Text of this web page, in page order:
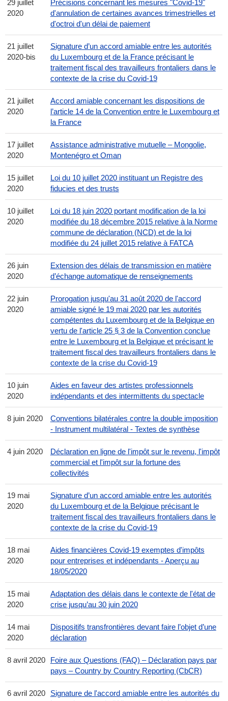
29 juillet
2020
Précisions concernant les mesures "Covid-19"
d'annulation de certaines avances trimestrielles et
d'octroi d'un délai de paiement
21 juillet
2020-bis
Signature d’un accord amiable entre les autorités
du Luxembourg et de la France précisant le
traitement fiscal des travailleurs frontaliers dans le
contexte de la crise du Covid-19
21 juillet
2020
Accord amiable concernant les dispositions de
l’article 14 de la Convention entre le Luxembourg et
la France
17 juillet
2020
Assistance administrative mutuelle – Mongolie,
Montenégro et Oman
15 juillet
2020
Loi du 10 juillet 2020 instituant un Registre des
fiducies et des trusts
10 juillet
2020
Loi du 18 juin 2020 portant modification de la loi
modifiée du 18 décembre 2015 relative à la Norme
commune de déclaration (NCD) et de la loi
modifiée du 24 juillet 2015 relative à FATCA
26 juin
2020
Extension des délais de transmission en matière
d’échange automatique de renseignements
22 juin
2020
Prorogation jusqu'au 31 août 2020 de l'accord
amiable signé le 19 mai 2020 par les autorités
compétentes du Luxembourg et de la Belgique en
vertu de l'article 25 § 3 de la Convention conclue
entre le Luxembourg et la Belgique et précisant le
traitement fiscal des travailleurs frontaliers dans le
contexte de la crise du Covid-19
10 juin
2020
Aides en faveur des artistes professionnels
indépendants et des intermittents du spectacle
8 juin 2020
Conventions bilatérales contre la double imposition
- Instrument multilatéral - Textes de synthèse
4 juin 2020
Déclaration en ligne de l'impôt sur le revenu, l'impôt
commercial et l'impôt sur la fortune des
collectivités
19 mai
2020
Signature d’un accord amiable entre les autorités
du Luxembourg et de la Belgique précisant le
traitement fiscal des travailleurs frontaliers dans le
contexte de la crise du Covid-19
18 mai
2020
Aides financières Covid-19 exemptes d'impôts
pour entreprises et indépendants - Aperçu au
18/05/2020
15 mai
2020
Adaptation des délais dans le contexte de l'état de
crise jusqu’au 30 juin 2020
14 mai
2020
Dispositifs transfrontières devant faire l’objet d’une
déclaration
8 avril 2020
Foire aux Questions (FAQ) – Déclaration pays par
pays – Country by Country Reporting (CbCR)
6 avril 2020
Signature de l'accord amiable entre les autorités du